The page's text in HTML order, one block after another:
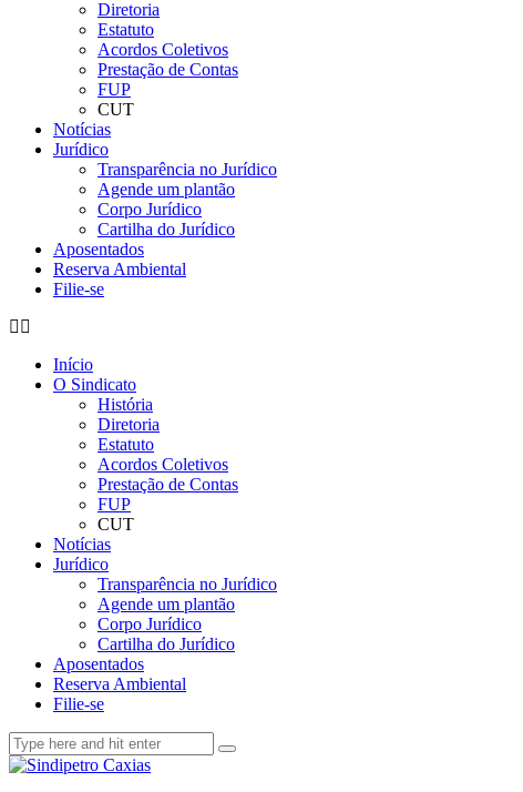
Diretoria
Estatuto
Acordos Coletivos
Prestação de Contas
FUP
CUT
Notícias
Jurídico
Transparência no Jurídico
Agende um plantão
Corpo Jurídico
Cartilha do Jurídico
Aposentados
Reserva Ambiental
Filie-se
Início
O Sindicato
História
Diretoria
Estatuto
Acordos Coletivos
Prestação de Contas
FUP
CUT
Notícias
Jurídico
Transparência no Jurídico
Agende um plantão
Corpo Jurídico
Cartilha do Jurídico
Aposentados
Reserva Ambiental
Filie-se